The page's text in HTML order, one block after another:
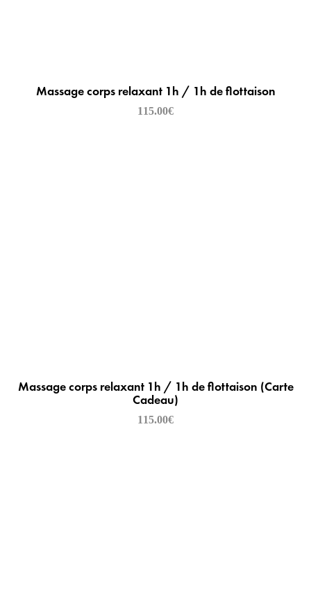
Massage corps relaxant 1h / 1h de flottaison
115.00€
Massage corps relaxant 1h / 1h de flottaison (Carte
Cadeau)
115.00€